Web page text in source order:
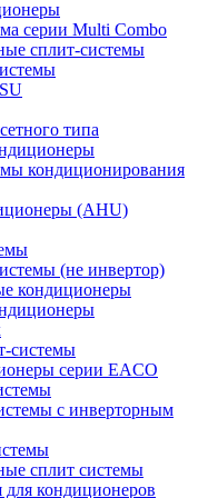
серии Multi Combo
сплит-системы
типа
кондиционирования
(AHU)
(не инвертор)
кондиционеры
системы
серии EACO
с инверторным
сплит системы
кондиционеров